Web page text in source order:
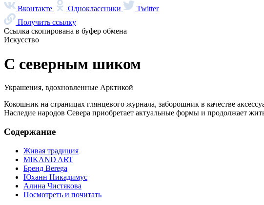
Вконтакте
Одноклассники
Twitter
Получить ссылку
Ссылка скопирована в буфер обмена
Искусство
С северным шиком
Украшения, вдохновленные Арктикой
Кокошник на страницах глянцевого журнала, заборошник в качестве
Наследие народов Севера приобретает актуальные формы и продолжает
Содержание
Живая традиция
MIKAND ART
Бренд Berega
Юханн Никадимус
Алина Чистякова
Посмотреть и почитать